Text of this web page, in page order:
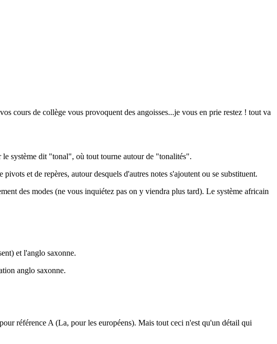
cours de collège vous provoquent des angoisses...je vous en prie restez ! tout va
système dit "tonal", où tout tourne autour de "tonalités".
et de repères, autour desquels d'autres notes s'ajoutent ou se substituent.
des modes (ne vous inquiétez pas on y viendra plus tard). Le système africain
et l'anglo saxonne.
anglo saxonne.
référence A (La, pour les européens). Mais tout ceci n'est qu'un détail qui